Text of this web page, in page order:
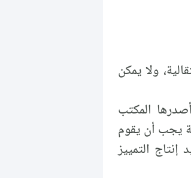
ولا يمكن
المكتب
العقارية يجب أن يقوم
التمييز